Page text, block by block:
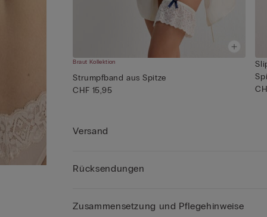
Braut Kollektion
Strumpfband aus Spitze
CHF 15,95
Versand
Rücksendungen
Zusammensetzung und Pflegehinweise